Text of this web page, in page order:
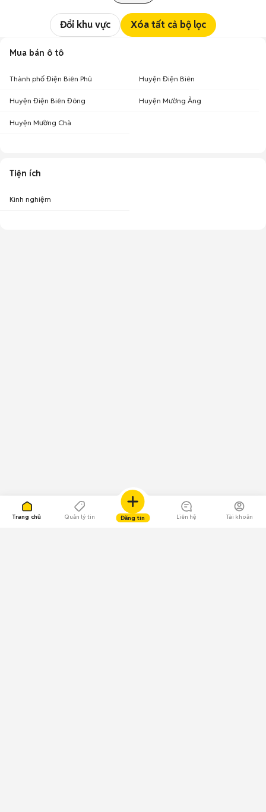
Trang chủ Quản lý tin Đăng tin Liên hệ Tài khoản
Đổi khu vực Xóa tất cả bộ lọc
Mua bán ô tô
Thành phố Điện Biên Phủ Huyện Điện Biên
Huyện Điện Biên Đông Huyện Mường Ảng
Huyện Mường Chà
Tiện ích
Kinh nghiệm